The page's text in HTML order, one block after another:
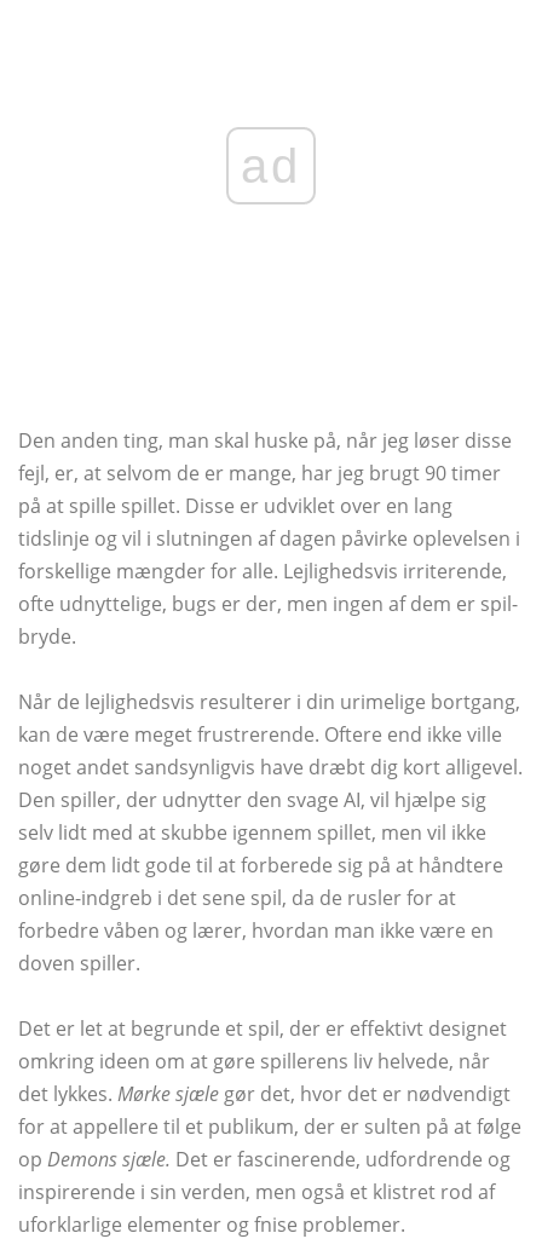
ad
Den anden ting, man skal huske på, når jeg løser disse
fejl, er, at selvom de er mange, har jeg brugt 90 timer
på at spille spillet. Disse er udviklet over en lang
tidslinje og vil i slutningen af ​​dagen påvirke oplevelsen i
forskellige mængder for alle. Lejlighedsvis irriterende,
ofte udnyttelige, bugs er der, men ingen af ​​dem er spil-
bryde.
Når de lejlighedsvis resulterer i din urimelige bortgang,
kan de være meget frustrerende. Oftere end ikke ville
noget andet sandsynligvis have dræbt dig kort alligevel.
Den spiller, der udnytter den svage AI, vil hjælpe sig
selv lidt med at skubbe igennem spillet, men vil ikke
gøre dem lidt gode til at forberede sig på at håndtere
online-indgreb i det sene spil, da de rusler for at
forbedre våben og lærer, hvordan man ikke være en
doven spiller.
Det er let at begrunde et spil, der er effektivt designet
omkring ideen om at gøre spillerens liv helvede, når
det lykkes. Mørke sjæle gør det, hvor det er nødvendigt
for at appellere til et publikum, der er sulten på at følge
op Demons sjæle. Det er fascinerende, udfordrende og
inspirerende i sin verden, men også et klistret rod af
uforklarlige elementer og fnise problemer.